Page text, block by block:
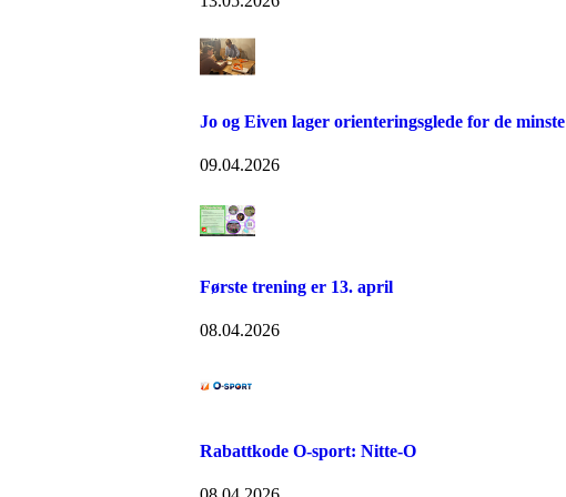
Jo og Eiven lager orienteringsglede for de minste
09.04.2026
Første trening er 13. april
08.04.2026
Rabattkode O-sport: Nitte-O